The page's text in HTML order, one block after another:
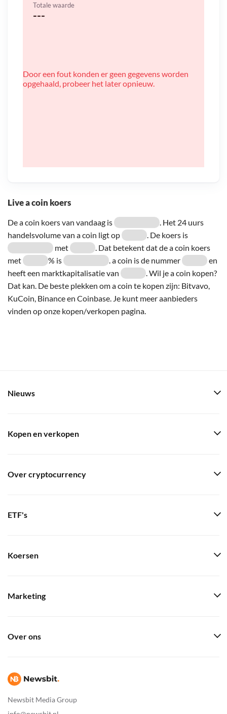
Live a coin koers
De a coin koers van vandaag is
. Het 24 uurs
handelsvolume van a coin ligt op
. De koers is
met
. Dat betekent dat de a coin koers
met
% is . a coin is de nummer
en
heeft een marktkapitalisatie van
. Wil je a coin kopen?
Dat kan. De beste plekken om a coin te kopen zijn: Bitvavo,
KuCoin, Binance en Coinbase. Je kunt meer aanbieders
vinden op onze kopen/verkopen pagina.
Totale waarde
---
Door een fout konden er geen gegevens worden
opgehaald, probeer het later opnieuw.
Newsbit Media Group
Nieuws
Kopen en verkopen
Over cryptocurrency
ETF's
Koersen
Marketing
Over ons